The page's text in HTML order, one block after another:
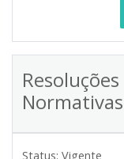
Status: Vigente